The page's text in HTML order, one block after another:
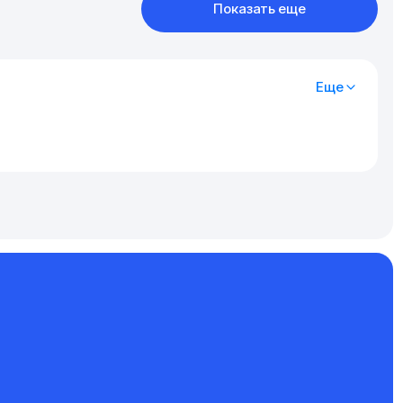
Показать еще
Еще